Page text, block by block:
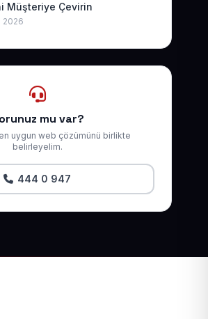
Müşteriye Çevirin
2026
mu var?
uygun web çözümünü birlikte
belirleyelim.
444 0 947